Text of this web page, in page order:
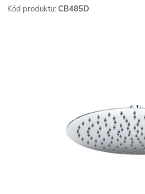
Kód produktu: CB485D